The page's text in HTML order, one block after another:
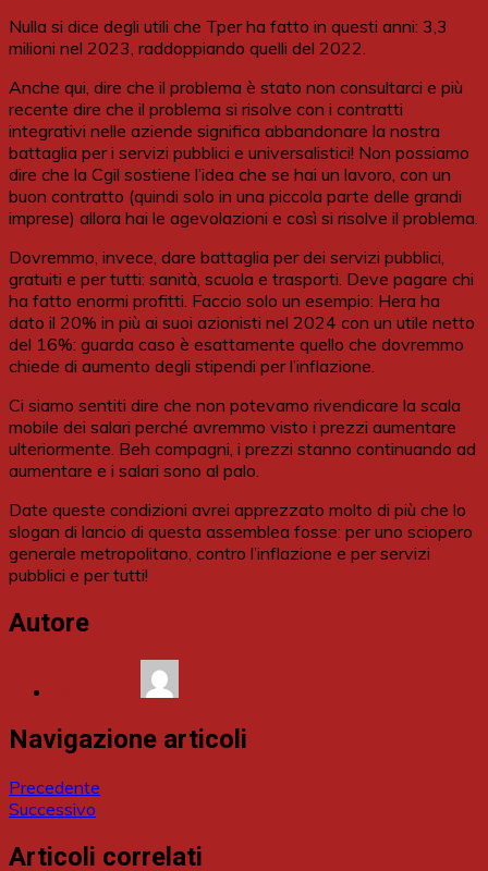
Nulla si dice degli utili che Tper ha fatto in questi anni: 3,3
milioni nel 2023, raddoppiando quelli del 2022.
Anche qui, dire che il problema è stato non consultarci e più
recente dire che il problema si risolve con i contratti
integrativi nelle aziende significa abbandonare la nostra
battaglia per i servizi pubblici e universalistici! Non possiamo
dire che la Cgil sostiene l’idea che se hai un lavoro, con un
buon contratto (quindi solo in una piccola parte delle grandi
imprese) allora hai le agevolazioni e così si risolve il problema.
Dovremmo, invece, dare battaglia per dei servizi pubblici,
gratuiti e per tutti: sanità, scuola e trasporti. Deve pagare chi
ha fatto enormi profitti. Faccio solo un esempio: Hera ha
dato il 20% in più ai suoi azionisti nel 2024 con un utile netto
del 16%: guarda caso è esattamente quello che dovremmo
chiede di aumento degli stipendi per l’inflazione.
Ci siamo sentiti dire che non potevamo rivendicare la scala
mobile dei salari perché avremmo visto i prezzi aumentare
ulteriormente. Beh compagni, i prezzi stanno continuando ad
aumentare e i salari sono al palo.
Date queste condizioni avrei apprezzato molto di più che lo
slogan di lancio di questa assemblea fosse: per uno sciopero
generale metropolitano, contro l’inflazione e per servizi
pubblici e per tutti!
Autore
Navigazione articoli
Precedente
Successivo
Articoli correlati